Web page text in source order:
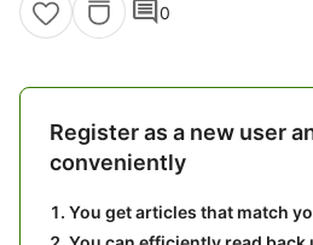
comment0
Register as a new user
conveniently
You get articles that match